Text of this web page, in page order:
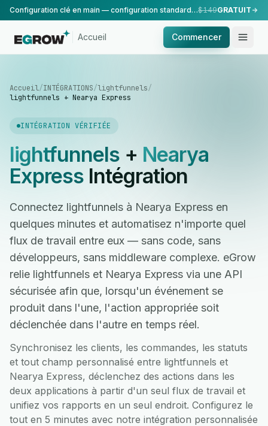
Configuration clé en main — configuration standard, réalisée par notre équipe.$149GRATUIT
Accueil Commencer
Accueil/INTÉGRATIONS/lightfunnels/
lightfunnels + Nearya Express
INTÉGRATION VÉRIFIÉE
lightfunnels+ Nearya
ExpressIntégration
Connectez lightfunnels à Nearya Express en
quelques minutes et automatisez n'importe quel
flux de travail entre eux — sans code, sans
développeurs, sans middleware complexe. eGrow
relie lightfunnels et Nearya Express via une API
sécurisée afin que, lorsqu'un événement se
produit dans l'une, l'action appropriée soit
déclenchée dans l'autre en temps réel.
Synchronisez les clients, les commandes, les statuts
et tout champ personnalisé entre lightfunnels et
Nearya Express, déclenchez des actions dans les
deux applications à partir d'un seul flux de travail et
unifiez vos rapports en un seul endroit. Configurez le
tout en 5 minutes avec notre intégration personnalisée